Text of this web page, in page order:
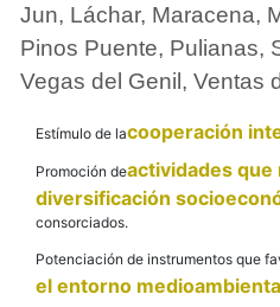
Jun, Láchar, Maracena,
Pinos Puente, Pulianas,
Vegas del Genil, Ventas
Estímulo de lacooperación
Promoción deactividades que
diversificación
consorciados.
Potenciación de instrumentos que
el entorno